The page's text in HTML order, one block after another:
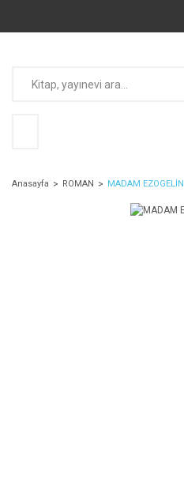
Anasayfa ROMAN MADAM EZOGELİN